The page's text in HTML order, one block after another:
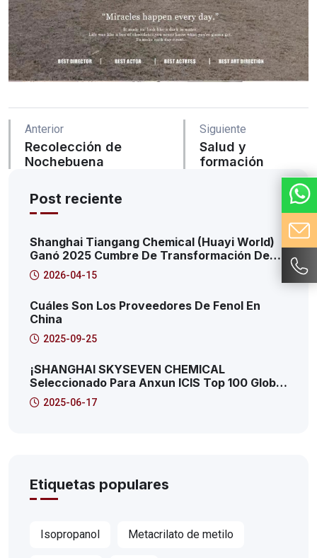
Anterior
Recolección de
Nochebuena
Siguiente
Salud y
formación
Post reciente
Shanghai Tiangang Chemical (Huayi World)
Ganó 2025 Cumbre De Transformación De
Innovación Digital De Marca: 2025 Pudong
Nueva Área Productiva Plataforma De
2026-04-15
Cuáles Son Los Proveedores De Fenol En
China
2025-09-25
¡SHANGHAI SKYSEVEN CHEMICAL
Seleccionado Para Anxun ICIS Top 100 Global
Chemical Distributors! ¡Este Es El 41!
2025-06-17
Etiquetas populares
Isopropanol Metacrilato de metilo